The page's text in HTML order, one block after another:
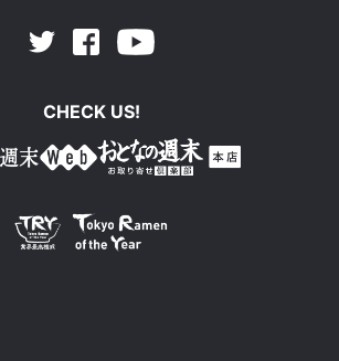
Twitter Facebook
CHECK US!